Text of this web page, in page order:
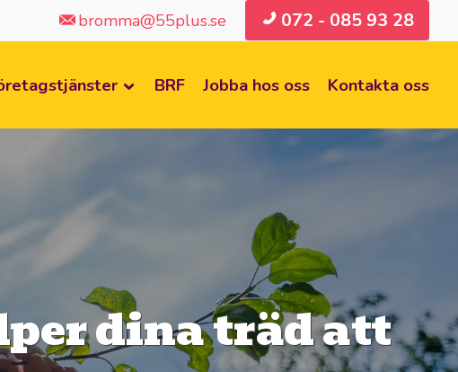
bromma@55plus.se 072 - 085 93 28
BRF Jobba hos oss Kontakta oss
dina träd att